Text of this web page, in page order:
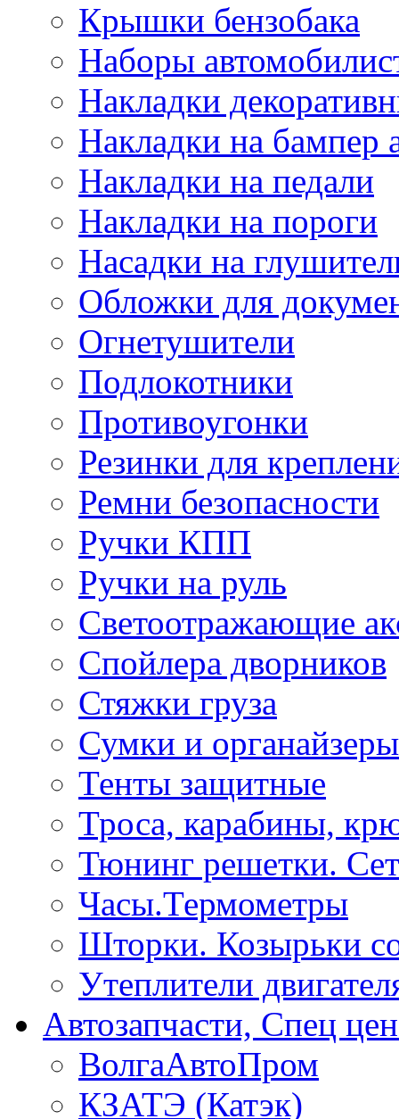
Крышки бензобака
Наборы
Накладки
Накладки на бампер
Накладки на педали
Накладки на пороги
Насадки на
Обложки для
Огнетушители
Подлокотники
Противоугонки
Резинки для
Ремни безопасности
Ручки КПП
Ручки на руль
Светоотражающие
Спойлера дворников
Стяжки груза
Сумки и органайзеры
Тенты защитные
Троса, карабины,
Тюнинг решетки.
Часы.Термометры
Шторки. Козырьки
Утеплители
Автозапчасти, Спец
ВолгаАвтоПром
КЗАТЭ (Катэк)